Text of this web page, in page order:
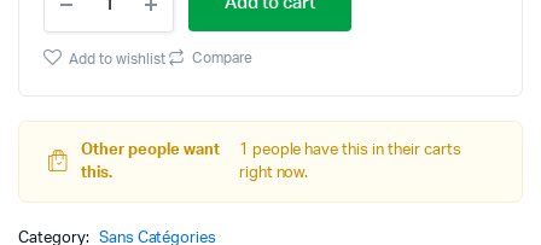
Relais
16
Canaux
Add to wishlist Compare
Other people want
this.
1 people have this in their carts
right now.
Category: Sans Catégories